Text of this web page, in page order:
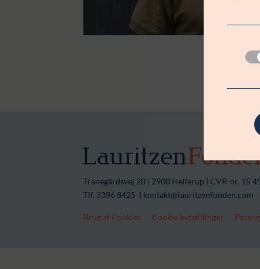
Tranegårdsvej 20 | 2900 Hellerup | CVR-nr. 15
Tlf. 3396 8425 | kontakt@lauritzenfonden.com
Brug af Cookies Cookie Indstillinger